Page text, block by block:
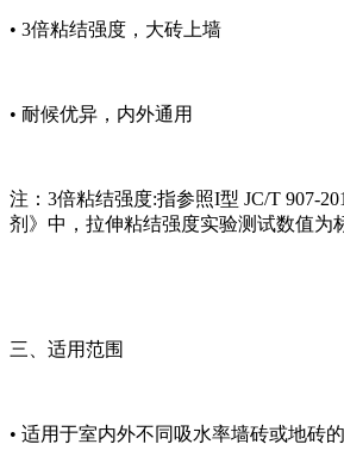
• 3倍粘结强度，大砖上墙
• 耐候优异，内外通用
注：3倍粘结强度:指参照I型 JC/T 907-
剂》中，拉伸粘结强度实验测试数值为
三、适用范围
• 适用于室内外不同吸水率墙砖或地砖